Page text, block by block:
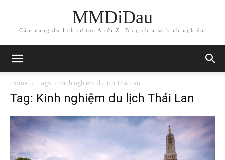
MMDiDau
Cẩm nang du lịch tự túc A tới Z: Blog chia sẻ kinh nghiệm
Home Tags Kinh nghiệm du lịch Thái Lan
Tag: Kinh nghiệm du lịch Thái Lan